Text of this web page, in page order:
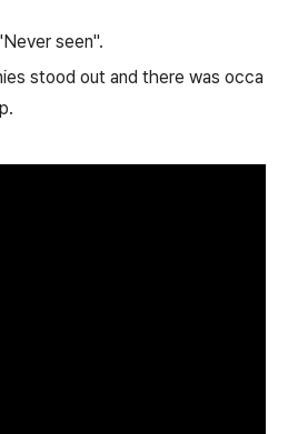
seen".
stood out and there was occa